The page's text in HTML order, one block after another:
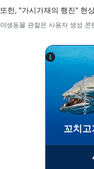
또한, "가시가재의 행진" 현
야생동물 관찰은 사용자 생성 콘
iStock-Global_Pics
꼬치
Identify devices
비IAB 처리 목적: